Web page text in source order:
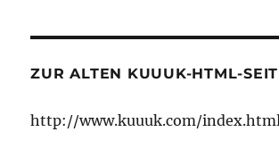
ZUR ALTEN KUUUK-HTML-
http://www.kuuuk.com/